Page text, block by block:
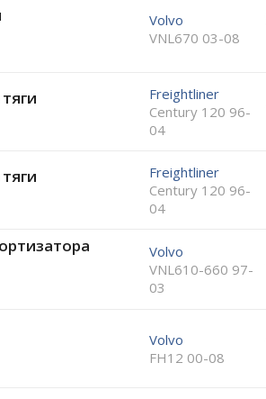
Volvo
VNL670 03-08
Freightliner
Century 120 96-
04
Freightliner
Century 120 96-
04
Volvo
VNL610-660 97-
03
Volvo
FH12 00-08